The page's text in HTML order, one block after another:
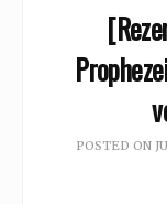
POSTED ON